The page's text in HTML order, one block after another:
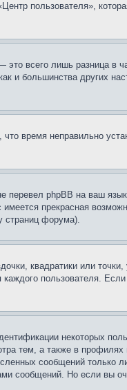
пользователя»,
всего лишь разница в
и большинства других
время неправильно
перевел phpBB на ваш
прекрасная
страниц форума).
квадратики или
пользователя.
некоторых
тем, а также в
сообщений только
сообщений. Но если вы